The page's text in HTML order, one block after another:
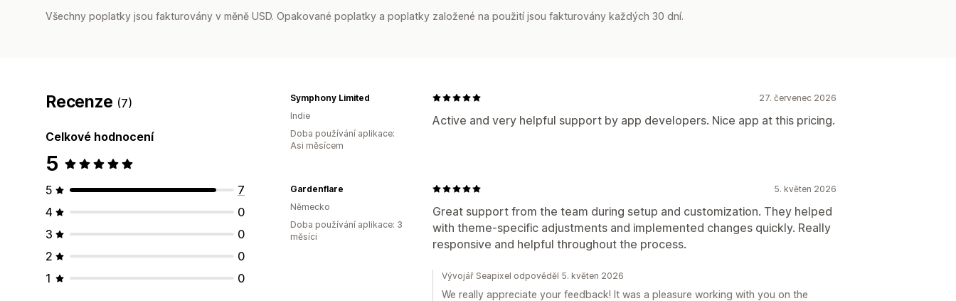
Všechny poplatky jsou fakturovány v měně USD. Opakované poplatky a poplatky založené na použití jsou fakturovány každých 30 dní.
Recenze (7)
Celkové hodnocení
5
5
7
4
0
3
0
2
0
1
0
27. červenec 2026
Active and very helpful support by app developers. Nice app at this pricing.
Symphony Limited
Indie
Doba používání aplikace:
Asi měsícem
5. květen 2026
Great support from the team during setup and customization. They helped
with theme-specific adjustments and implemented changes quickly. Really
responsive and helpful throughout the process.
Gardenflare
Německo
Doba používání aplikace: 3
měsíci
Vývojář Seapixel odpověděl 5. květen 2026
We really appreciate your feedback! It was a pleasure working with you on the